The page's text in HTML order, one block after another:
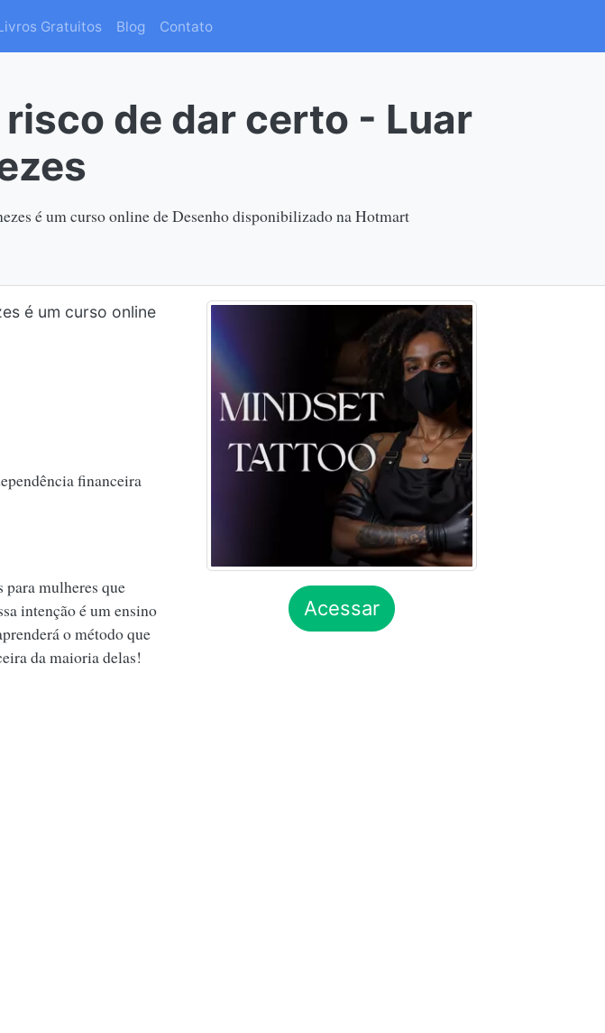
Gratuitos Blog Contato
de dar certo - Luar
é um curso online de Desenho disponibilizado na Hotmart
é um curso online
financeira
mulheres que
intenção é um ensino
o método que
da maioria delas!
Acessar